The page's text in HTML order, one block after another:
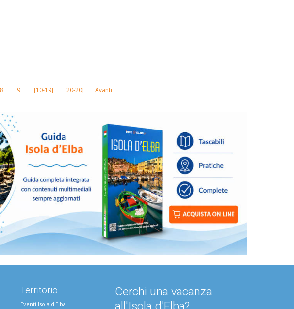
8 9 [10-19] [20-20] Avanti
Territorio
Eventi Isola d'Elba
Cerchi una vacanza
all'Isola d'Elba?